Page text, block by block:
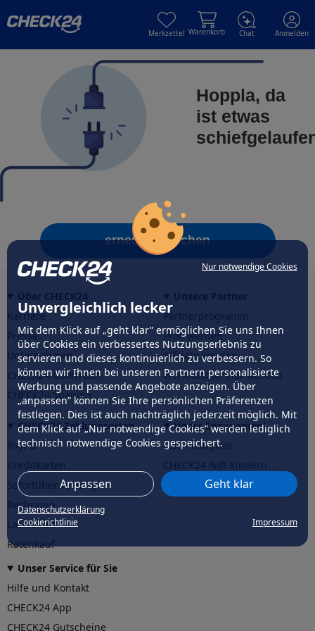
Nur notwendige Cookies
Unvergleichlich lecker
Mit dem Klick auf „geht klar” ermöglichen Sie uns Ihnen
über Cookies ein verbessertes Nutzungserlebnis zu
servieren und dieses kontinuierlich zu verbessern. So
können wir Ihnen bei unseren Partnern personalisierte
Werbung und passende Angebote anzeigen. Über
„anpassen” können Sie Ihre persönlichen Präferenzen
festlegen. Dies ist auch nachträglich jederzeit möglich. Mit
dem Klick auf „Nur notwendige Cookies” werden lediglich
technisch notwendige Cookies gespeichert.
Anpassen Geht klar
Datenschutzerklärung
Cookierichtlinie
Impressum
Merkzettel Warenkorb Chat Anmelden
Hoppla, da
ist etwas
erneut versuchen
Karriere
Presse
Unternehmen
CHECK24 Österreich
CHECK24 Spanien
Partnerprogramm
Profi werden
Affiliate werden
Werkstattpartner werden
CHECK24 Zahlungsarten
PayPal
Sofortüberweisung
Rechnung
Lastschrift
Ratenkauf
Unser Engagement
Nachhaltigkeit
CHECK24hilftder Natur
Unser Service für Sie
Hilfe und Kontakt
CHECK24 App
CHECK24 Gutscheine